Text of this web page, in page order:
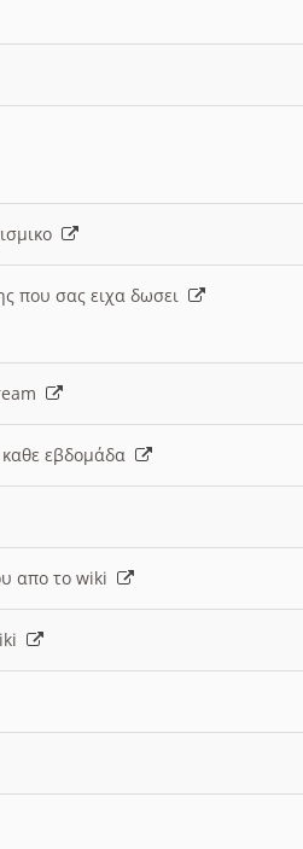
που σας ειχα δωσει
καθε εβδομάδα
απο το wiki